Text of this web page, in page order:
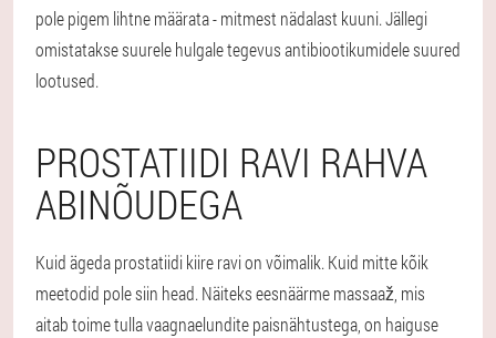
pole pigem lihtne määrata - mitmest nädalast kuuni. Jällegi
omistatakse suurele hulgale tegevus antibiootikumidele suured
lootused.
PROSTATIIDI RAVI RAHVA
ABINÕUDEGA
Kuid ägeda prostatiidi kiire ravi on võimalik. Kuid mitte kõik
meetodid pole siin head. Näiteks eesnäärme massaaž, mis
aitab toime tulla vaagnaelundite paisnähtustega, on haiguse